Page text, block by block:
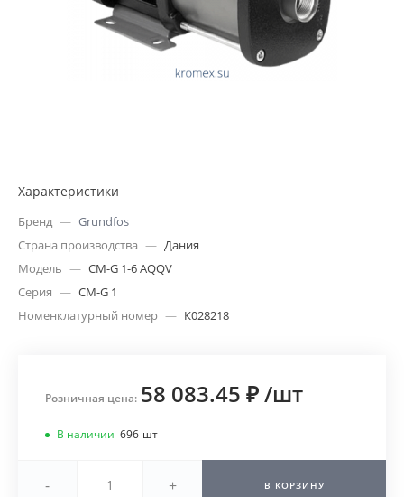
Характеристики
Бренд — Grundfos
Страна производства — Дания
Модель — CM-G 1-6 AQQV
Серия — CM-G 1
Номенклатурный номер — К028218
Розничная цена: 58 083.45 ₽/шт
В наличии 696 шт
- + В КОРЗИНУ